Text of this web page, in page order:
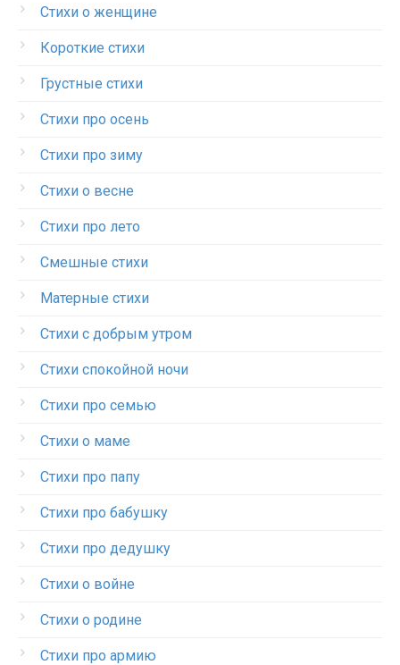
Стихи о женщине
Короткие стихи
Грустные стихи
Стихи про осень
Стихи про зиму
Стихи о весне
Стихи про лето
Смешные стихи
Матерные стихи
Стихи с добрым утром
Стихи спокойной ночи
Стихи про семью
Стихи о маме
Стихи про папу
Стихи про бабушку
Стихи про дедушку
Стихи о войне
Стихи о родине
Стихи про армию